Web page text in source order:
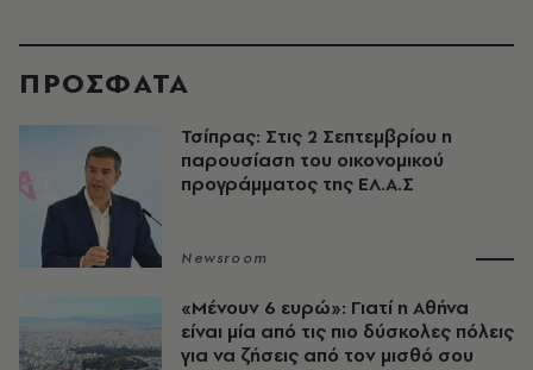
ΠΡΟΣΦΑΤΑ
Τσίπρας: Στις 2 Σεπτεμβρίου η
παρουσίαση του οικονομικού
προγράμματος της ΕΛ.Α.Σ
Newsroom
«Μένουν 6 ευρώ»: Γιατί η Αθήνα
είναι μία από τις πιο δύσκολες πόλεις
για να ζήσεις από τον μισθό σου